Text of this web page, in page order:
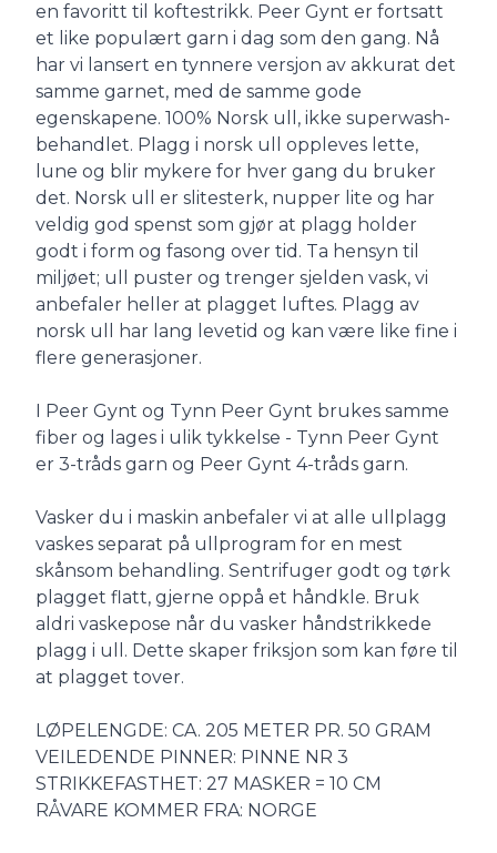
en favoritt til koftestrikk. Peer Gynt er fortsatt
et like populært garn i dag som den gang. Nå
har vi lansert en tynnere versjon av akkurat det
samme garnet, med de samme gode
egenskapene. 100% Norsk ull, ikke superwash-
behandlet. Plagg i norsk ull oppleves lette,
lune og blir mykere for hver gang du bruker
det. Norsk ull er slitesterk, nupper lite og har
veldig god spenst som gjør at plagg holder
godt i form og fasong over tid. Ta hensyn til
miljøet; ull puster og trenger sjelden vask, vi
anbefaler heller at plagget luftes. Plagg av
norsk ull har lang levetid og kan være like fine i
flere generasjoner.
I Peer Gynt og Tynn Peer Gynt brukes samme
fiber og lages i ulik tykkelse - Tynn Peer Gynt
er 3-tråds garn og Peer Gynt 4-tråds garn.
Vasker du i maskin anbefaler vi at alle ullplagg
vaskes separat på ullprogram for en mest
skånsom behandling. Sentrifuger godt og tørk
plagget flatt, gjerne oppå et håndkle. Bruk
aldri vaskepose når du vasker håndstrikkede
plagg i ull. Dette skaper friksjon som kan føre til
at plagget tover.
LØPELENGDE: CA. 205 METER PR. 50 GRAM
VEILEDENDE PINNER: PINNE NR 3
STRIKKEFASTHET: 27 MASKER = 10 CM
RÅVARE KOMMER FRA: NORGE